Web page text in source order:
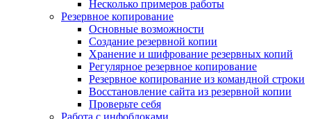
Несколько примеров работы
Резервное копирование
Основные возможности
Создание резервной копии
Хранение и шифрование резервных копий
Регулярное резервное копирование
Резервное копирование из командной строки
Восстановление сайта из резервной копии
Проверьте себя
Работа с инфоблоками